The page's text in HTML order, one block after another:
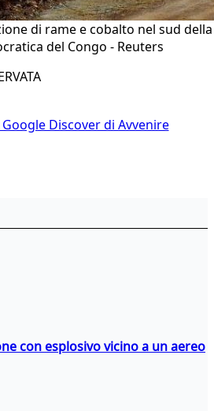
di rame e cobalto nel sud della
del Congo - Reuters
Discover di Avvenire
con esplosivo vicino a un aereo